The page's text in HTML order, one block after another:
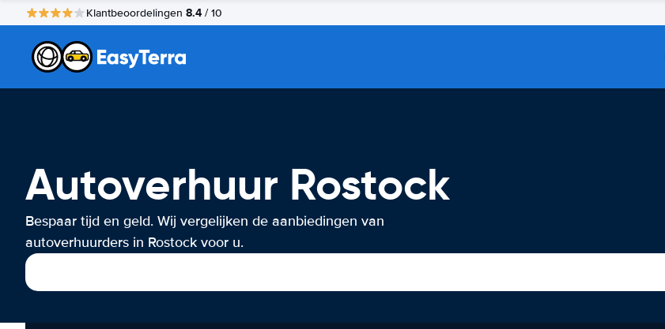
Klantbeoordelingen 8.4 / 10
Autoverhuur Rostock
Bespaar tijd en geld. Wij vergelijken de aanbiedingen van
autoverhuurders in Rostock voor u.